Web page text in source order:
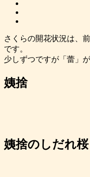
さくらの開花状況は、
です。
少しずつですが「蕾」
姨捨
姨捨のしだれ桜